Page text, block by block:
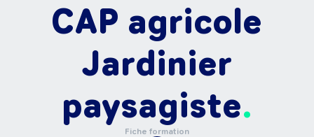
CAP agricole
Jardinier
paysagiste
Fiche formation